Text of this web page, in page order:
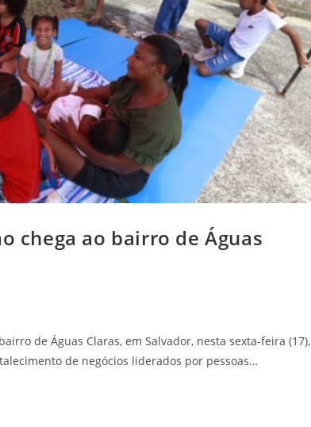
chega ao bairro de Águas
de Águas Claras, em Salvador, nesta sexta-feira (17),
de negócios liderados por pessoas…